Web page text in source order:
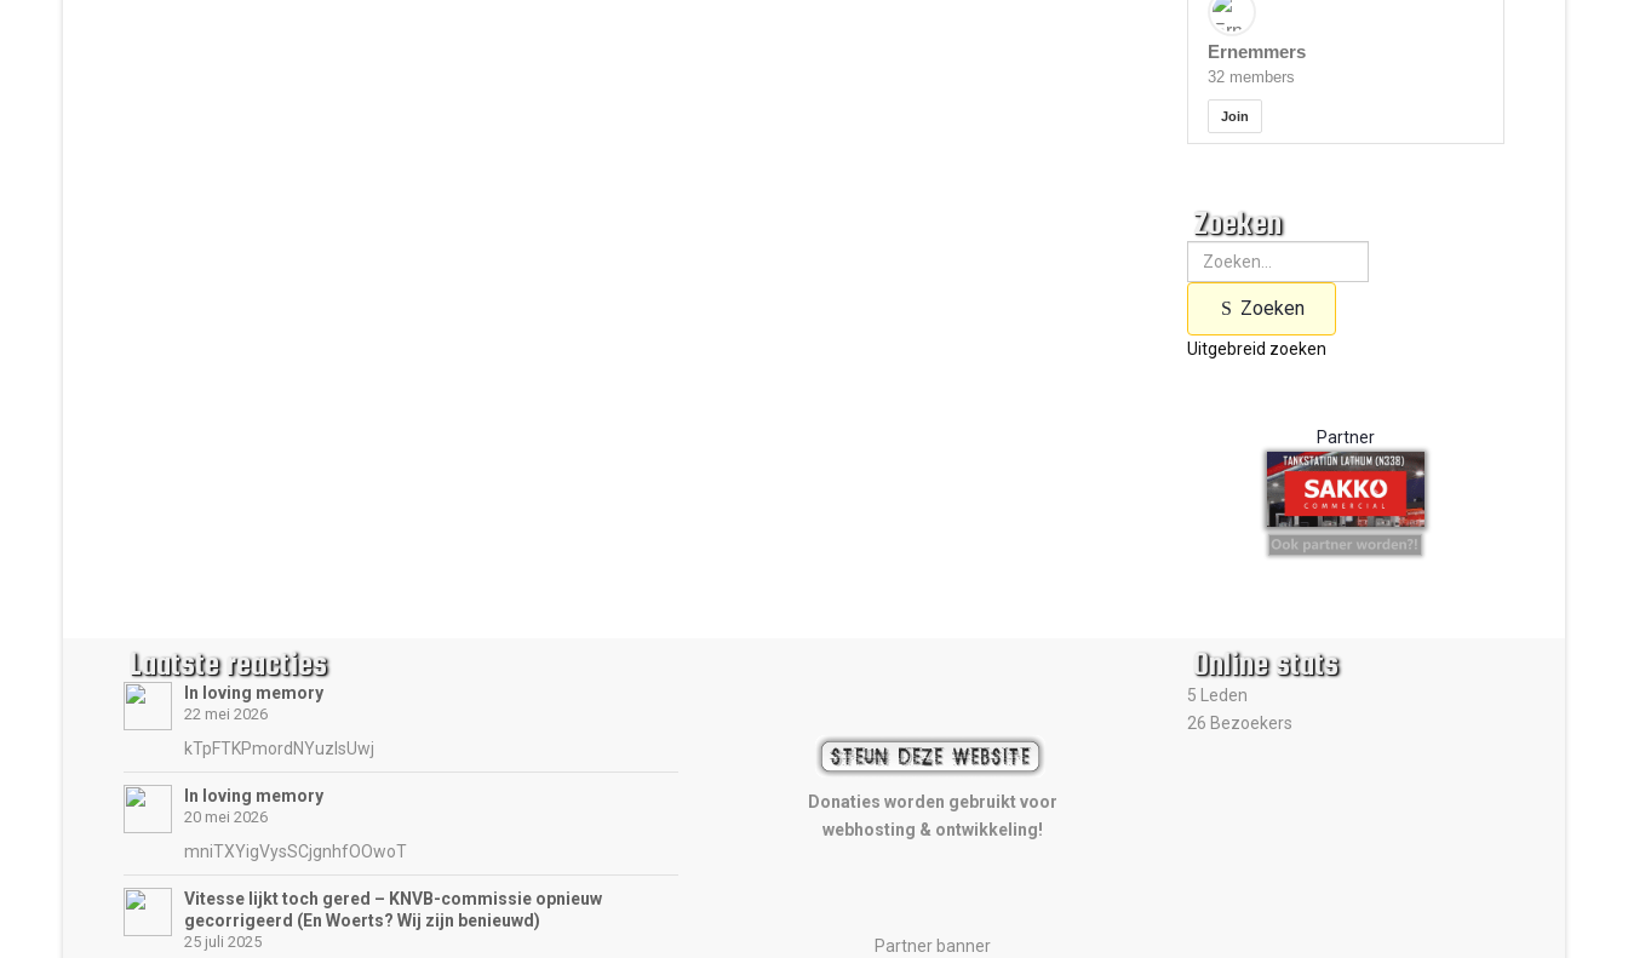
Ernemmers
32 members
Join
Zoeken
Zoeken
Uitgebreid zoeken
Partner
Laatste reacties
In loving memory
22 mei 2026
kTpFTKPmordNYuzIsUwj
In loving memory
20 mei 2026
mniTXYigVysSCjgnhfOOwoT
Vitesse lijkt toch gered – KNVB-commissie opnieuw
gecorrigeerd (En Woerts? Wij zijn benieuwd)
25 juli 2025
Donaties worden gebruikt voor
webhosting & ontwikkeling!
Partner banner
Online stats
5 Leden
26 Bezoekers